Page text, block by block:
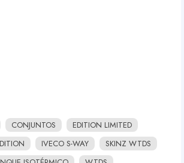
CONJUNTOS
EDITION LIMITED
IVECO S-WAY
SKINZ WTDS